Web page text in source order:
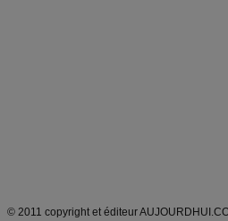
© 2011 copyright et éditeur